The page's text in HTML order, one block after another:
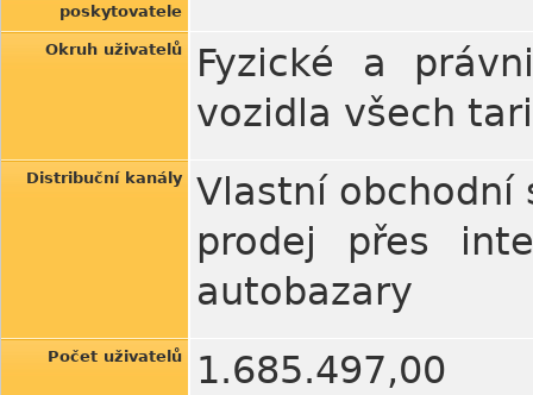
poskytovatele
Okruh uživatelů
Fyzické a
vozidla všech
Distribuční kanály
Vlastní
prodej přes
autobazary
Počet uživatelů 1.685.497,00